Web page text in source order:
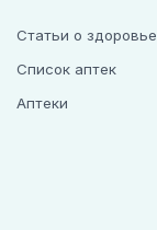
Статьи о здоровье
Список аптек
Аптеки